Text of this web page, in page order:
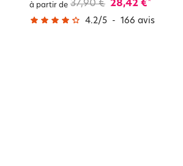
à partir de 37,90 € 28,42 €*
4.2/5 - 166 avis